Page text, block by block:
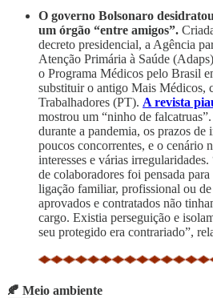
O governo Bolsonaro
um órgão “entre amigos”.
decreto presidencial, a Agência
Atenção Primária à Saúde
o Programa Médicos pelo Brasil
substituir o antigo Mais Médicos,
Trabalhadores (PT). A revista
mostrou um “ninho de
durante a pandemia, os prazos de
poucos concorrentes, e o cenário
interesses e várias
de colaboradores foi pensada
ligação familiar, profissional ou
aprovados e contratados não
cargo. Existia perseguição e
seu protegido era contrariado”,
🍂 Meio ambiente